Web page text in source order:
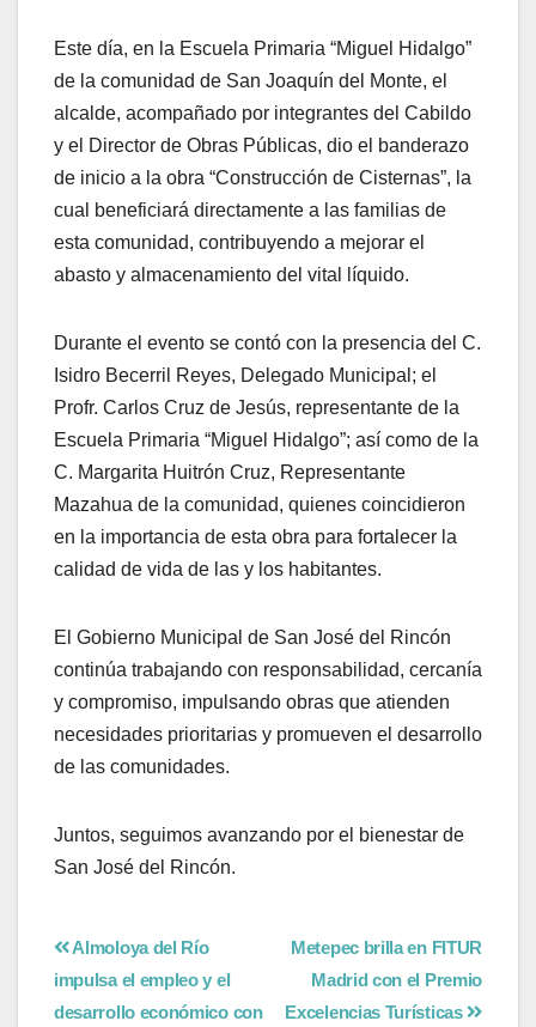
Este día, en la Escuela Primaria “Miguel Hidalgo”
de la comunidad de San Joaquín del Monte, el
alcalde, acompañado por integrantes del Cabildo
y el Director de Obras Públicas, dio el banderazo
de inicio a la obra “Construcción de Cisternas”, la
cual beneficiará directamente a las familias de
esta comunidad, contribuyendo a mejorar el
abasto y almacenamiento del vital líquido.
Durante el evento se contó con la presencia del C.
Isidro Becerril Reyes, Delegado Municipal; el
Profr. Carlos Cruz de Jesús, representante de la
Escuela Primaria “Miguel Hidalgo”; así como de la
C. Margarita Huitrón Cruz, Representante
Mazahua de la comunidad, quienes coincidieron
en la importancia de esta obra para fortalecer la
calidad de vida de las y los habitantes.
El Gobierno Municipal de San José del Rincón
continúa trabajando con responsabilidad, cercanía
y compromiso, impulsando obras que atienden
necesidades prioritarias y promueven el desarrollo
de las comunidades.
Juntos, seguimos avanzando por el bienestar de
San José del Rincón.
Metepec brilla en FITUR
Madrid con el Premio
Excelencias Turísticas
Almoloya del Río
impulsa el empleo y el
desarrollo económico con